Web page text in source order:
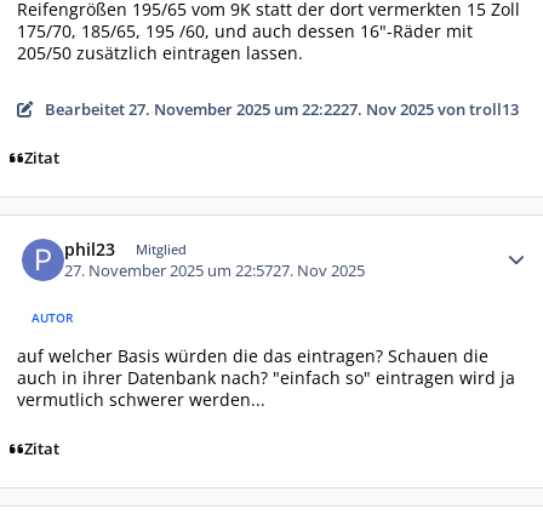
Reifengrößen 195/65 vom 9K statt der dort vermerkten 15 Zoll
175/70, 185/65, 195 /60, und auch dessen 16"-Räder mit
205/50 zusätzlich eintragen lassen.
Bearbeitet27. November 2025 um 22:2227. Nov 2025von troll13
Zitat
phil23 Mitglied
27. November 2025 um 22:5727. Nov 2025
AUTOR
auf welcher Basis würden die das eintragen? Schauen die
auch in ihrer Datenbank nach? "einfach so" eintragen wird ja
vermutlich schwerer werden...
Zitat